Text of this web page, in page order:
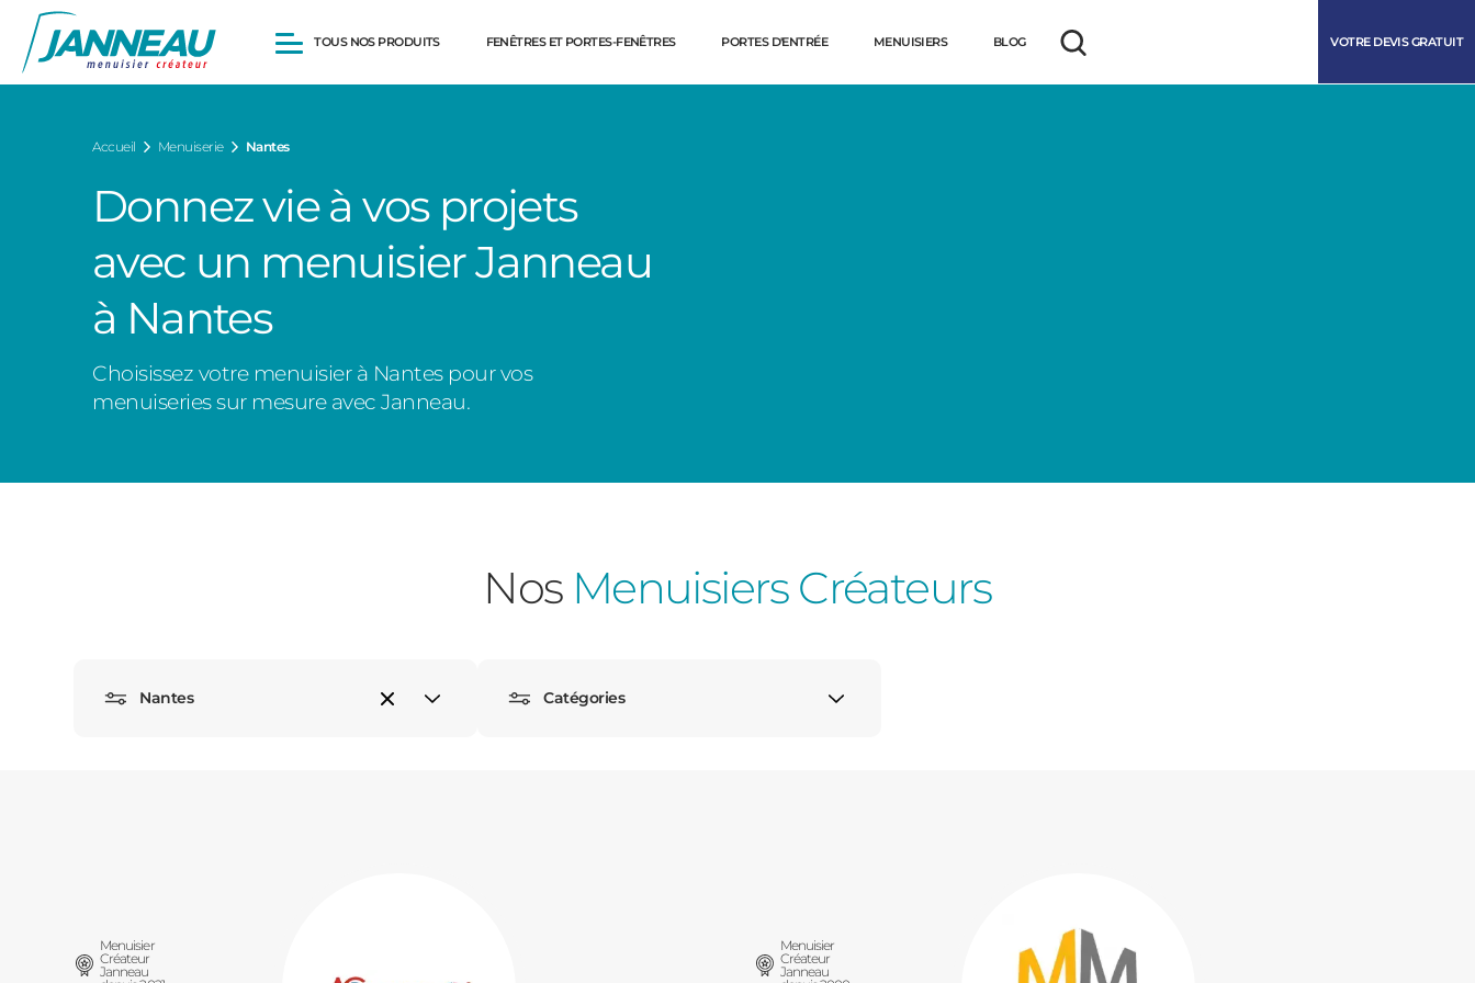
TOUS NOS PRODUITS
Baies vitrées
Volets roulants
Pergolas
Portails et portillons
Carports
Clôtures
FENÊTRES ET PORTES-FENÊTRES PORTES D'ENTRÉE MENUISIERS BLOG
Rechercher
VOTRE DEVIS GRATUIT
Accueil Menuiserie Nantes
Donnez vie à vos projets
avec un menuisier Janneau
à Nantes
Choisissez votre menuisier à Nantes pour vos
menuiseries sur mesure avec Janneau.
Nos Menuisiers Créateurs
Nantes Catégories
Menuisier
Créateur
Janneau
Menuisier
Créateur
Janneau